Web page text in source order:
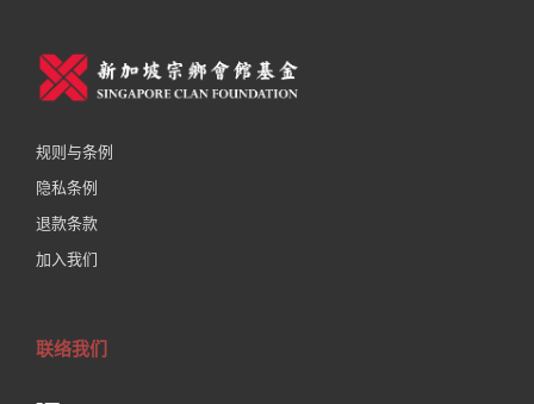
规则与条例
隐私条例
退款条款
加入我们
联络我们